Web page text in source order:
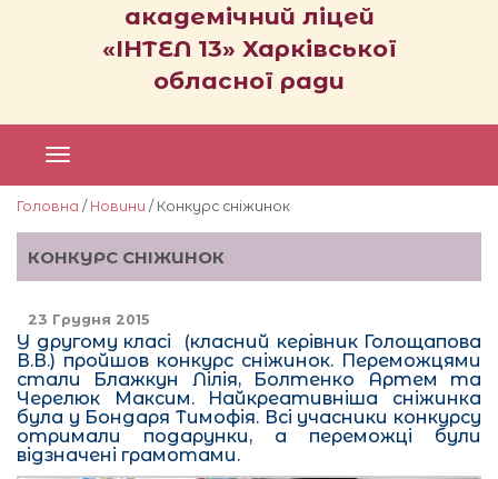
академічний ліцей
«ІНТЕЛ 13» Харківської
обласної ради
Головна / Новини / Конкурс сніжинок
КОНКУРС СНІЖИНОК
23 Грудня 2015
У другому класі (класний керівник Голощапова
В.В.) пройшов конкурс сніжинок. Переможцями
стали Блажкун Лілія, Болтенко Артем та
Черелюк Максим. Найкреативніша сніжинка
була у Бондаря Тимофія. Всі учасники конкурсу
отримали подарунки, а переможці були
відзначені грамотами.